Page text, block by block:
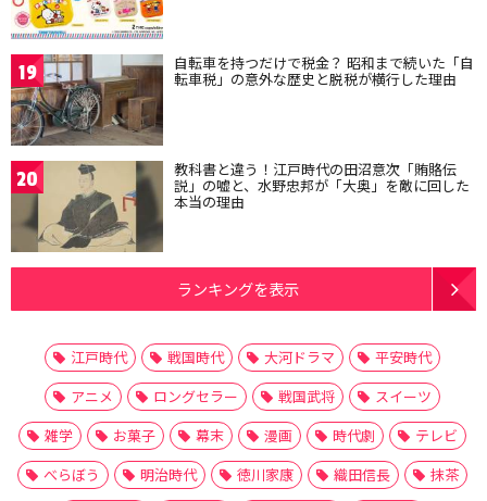
19 自転車を持つだけで税金？ 昭和まで続いた「自
転車税」の意外な歴史と脱税が横行した理由
20 教科書と違う！江戸時代の田沼意次「賄賂伝
説」の嘘と、水野忠邦が「大奥」を敵に回した
本当の理由
ランキングを表示
江戸時代 戦国時代 大河ドラマ
平安時代
アニメ
ロングセラー 戦国武将
スイーツ
雑学
お菓子 幕末 漫画 時代劇
テレビ
べらぼう
明治時代 徳川家康 織田信長
抹茶